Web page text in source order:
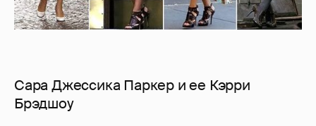
Сара Джессика Паркер и ее Кэрри
Брэдшоу